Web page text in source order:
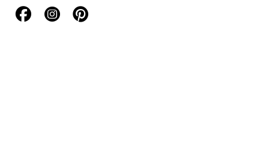
  